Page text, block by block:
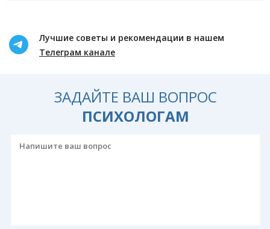
Лучшие советы и рекомендации в нашем
Телеграм канале
ЗАДАЙТЕ ВАШ ВОПРОС
ПСИХОЛОГАМ